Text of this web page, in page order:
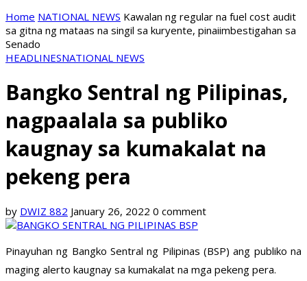
Home NATIONAL NEWS Kawalan ng regular na fuel cost audit
sa gitna ng mataas na singil sa kuryente, pinaiimbestigahan sa
Senado
HEADLINESNATIONAL NEWS
Bangko Sentral ng Pilipinas,
nagpaalala sa publiko
kaugnay sa kumakalat na
pekeng pera
by DWIZ 882 January 26, 2022 0 comment
Pinayuhan ng Bangko Sentral ng Pilipinas (BSP) ang publiko na
maging alerto kaugnay sa kumakalat na mga pekeng pera.